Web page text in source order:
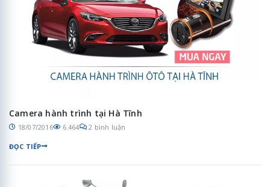
Camera hành trình tại Hà Tĩnh
18/07/2016 6.464 2 bình luận
ĐỌC TIẾP